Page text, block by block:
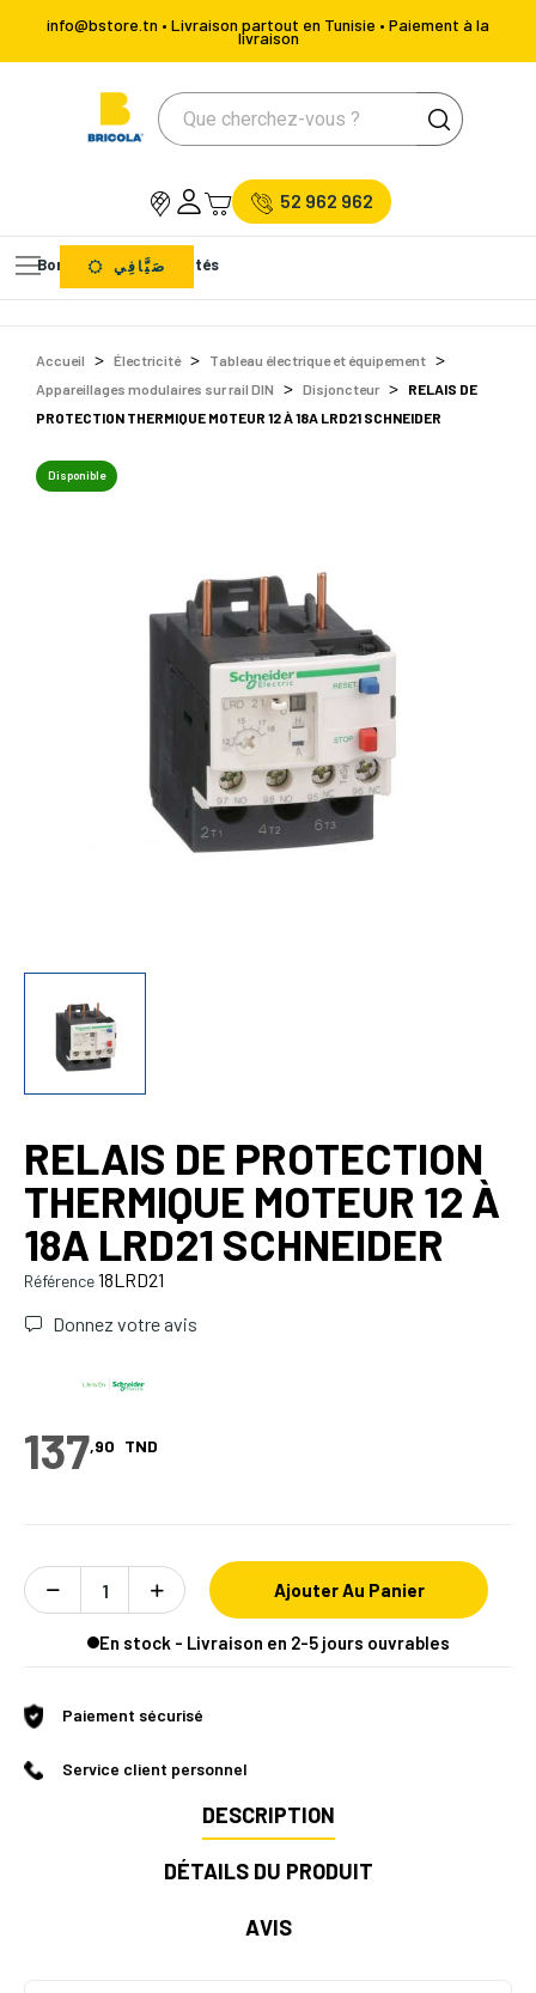
info@bstore.tn • Livraison partout en Tunisie • Paiement à la
livraison
52 962 962
Bons Plans Nouveautés
صَيَّافِي
Accueil Électricité
Tableau électrique et équipement
Appareillages modulaires sur rail DIN
Disjoncteur
RELAIS DE
PROTECTION THERMIQUE MOTEUR 12 À 18A LRD21 SCHNEIDER
Disponible
RELAIS DE PROTECTION
THERMIQUE MOTEUR 12 À
18A LRD21 SCHNEIDER
Référence18LRD21
Donnez votre avis
137,90 TND
Ajouter Au Panier
En stock - Livraison en 2-5 jours ouvrables
Paiement sécurisé
Service client personnel
DESCRIPTION
DÉTAILS DU PRODUIT
AVIS